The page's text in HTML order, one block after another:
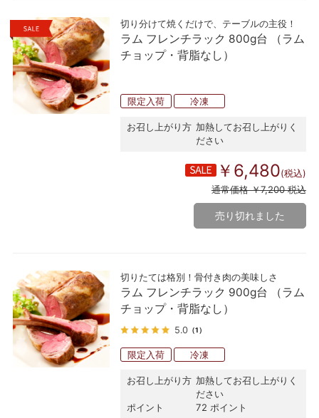
切り分けて焼くだけで、テーブルの主役！
ラム フレンチラック 800g台 （ラム
チョップ・背脂なし）
限定入荷 冷凍
お召し上がり方 加熱してお召し上がりく
ださい
￥6,480(税込)
通常価格 ￥7,200 税込
売り切れました
切りたては格別！骨付き肉の美味しさ
ラム フレンチラック 900g台 （ラム
チョップ・背脂なし）
5.0 （1）
限定入荷 冷凍
お召し上がり方 加熱してお召し上がりく
ださい
ポイント
72 ポイント